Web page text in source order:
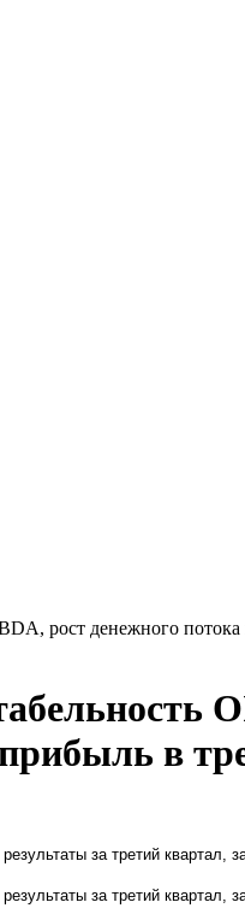
рост денежного
в
за третий квартал,
за третий квартал,